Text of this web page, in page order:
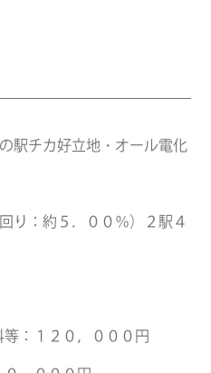
駅チカ好立地・オール電化
り：約５．００％）２駅４
：１２０，０００円